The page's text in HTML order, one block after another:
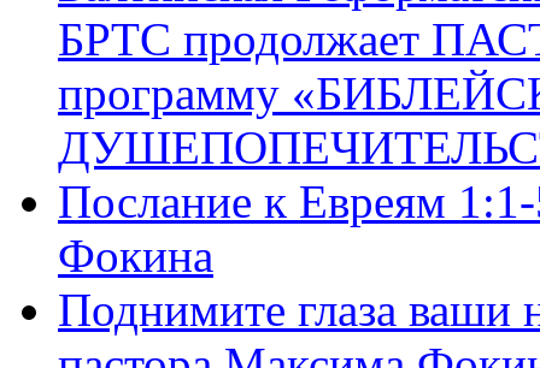
БРТС продолжает
программу
Послание к Евреям
Фокина
Поднимите глаза ваши